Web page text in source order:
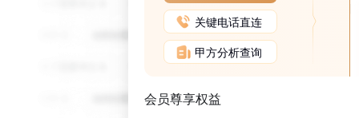
关键电话直连
甲方分析查询
会员尊享权益